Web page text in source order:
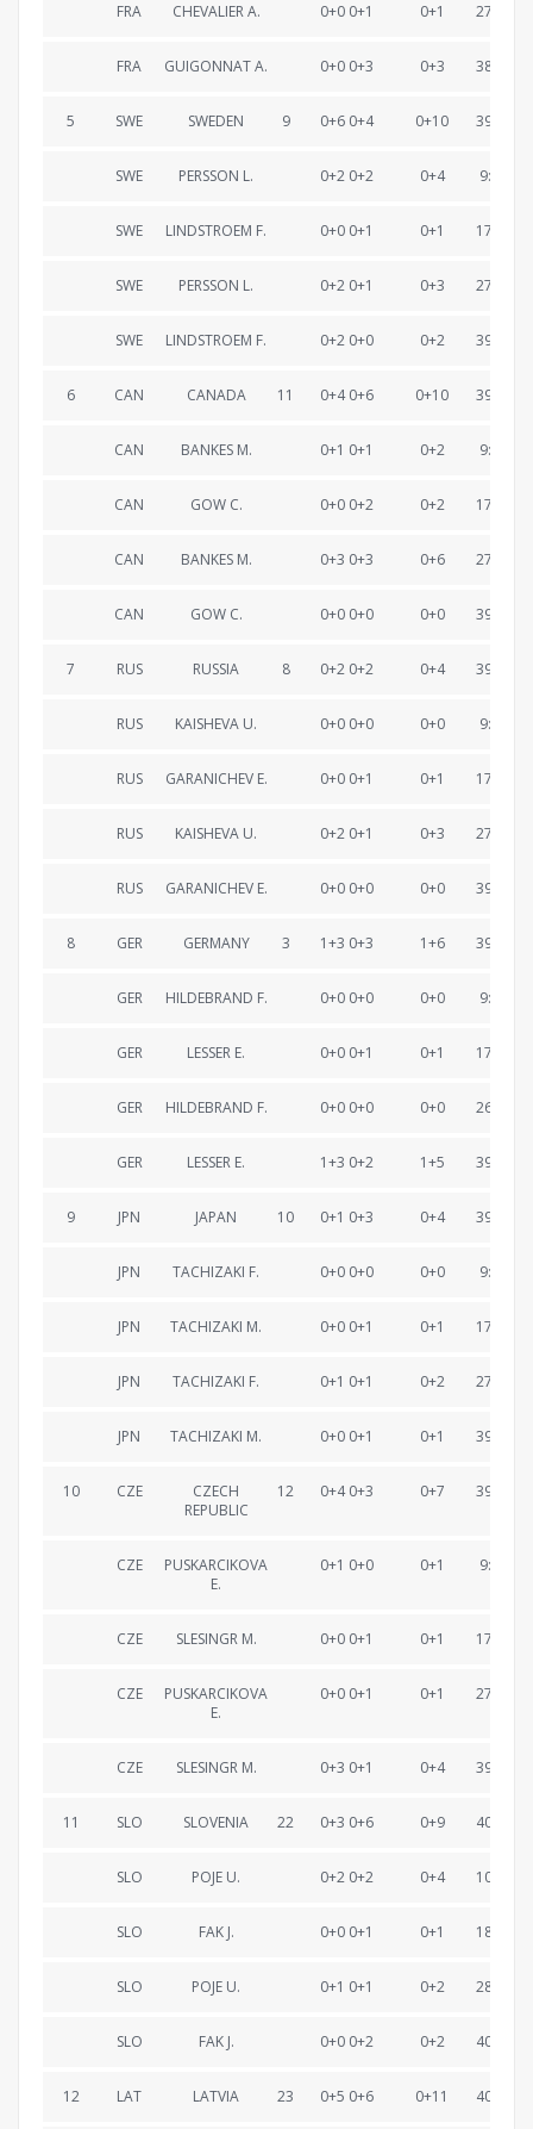
FRA CHEVALIER A. 0+0 0+1 0+1 27:08.8
FRA GUIGONNAT A. 0+0 0+3 0+3 38:57.0
5 SWE SWEDEN 9 0+6 0+4 0+10 39:02.2
SWE PERSSON L. 0+2 0+2 0+4 9:38.7
SWE LINDSTROEM F. 0+0 0+1 0+1 17:48.3
SWE PERSSON L. 0+2 0+1 0+3 27:22.1
SWE LINDSTROEM F. 0+2 0+0 0+2 39:02.2
6 CAN CANADA 11 0+4 0+6 0+10 39:04.5
CAN BANKES M. 0+1 0+1 0+2 9:25.3
CAN GOW C. 0+0 0+2 0+2 17:45.0
CAN BANKES M. 0+3 0+3 0+6 27:31.7
CAN GOW C. 0+0 0+0 0+0 39:04.5
7 RUS RUSSIA 8 0+2 0+2 0+4 39:06.3
RUS KAISHEVA U. 0+0 0+0 0+0 9:22.6
RUS GARANICHEV E. 0+0 0+1 0+1 17:47.7
RUS KAISHEVA U. 0+2 0+1 0+3 27:28.2
RUS GARANICHEV E. 0+0 0+0 0+0 39:06.3
8 GER GERMANY 3 1+3 0+3 1+6 39:16.8
GER HILDEBRAND F. 0+0 0+0 0+0 9:26.1
GER LESSER E. 0+0 0+1 0+1 17:37.5
GER HILDEBRAND F. 0+0 0+0 0+0 26:59.4
GER LESSER E. 1+3 0+2 1+5 39:16.8
9 JPN JAPAN 10 0+1 0+3 0+4 39:17.0
JPN TACHIZAKI F. 0+0 0+0 0+0 9:27.1
JPN TACHIZAKI M. 0+0 0+1 0+1 17:50.9
JPN TACHIZAKI F. 0+1 0+1 0+2 27:31.1
JPN TACHIZAKI M. 0+0 0+1 0+1 39:17.0
10 CZE
CZECH
REPUBLIC
12 0+4 0+3 0+7 39:59.5
CZE
PUSKARCIKOVA
E.
0+1 0+0 0+1 9:29.0
CZE SLESINGR M. 0+0 0+1 0+1 17:49.4
CZE
PUSKARCIKOVA
E.
0+0 0+1 0+1 27:21.5
CZE SLESINGR M. 0+3 0+1 0+4 39:59.5
11 SLO SLOVENIA 22 0+3 0+6 0+9 40:18.5
SLO POJE U. 0+2 0+2 0+4 10:26.3
SLO FAK J. 0+0 0+1 0+1 18:40.6
SLO POJE U. 0+1 0+1 0+2 28:47.5
SLO FAK J. 0+0 0+2 0+2 40:18.5
12 LAT LATVIA 23 0+5 0+6 0+11 40:20.5